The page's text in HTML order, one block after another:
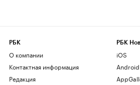
РБК
О компании
Контактная информация
Редакция
РБК
iOS
Android